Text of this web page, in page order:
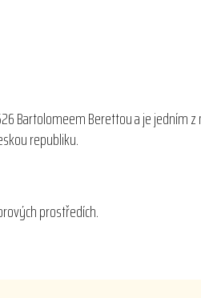
Bartolomeem Berettou a je jedním
republiku.
prostředích.